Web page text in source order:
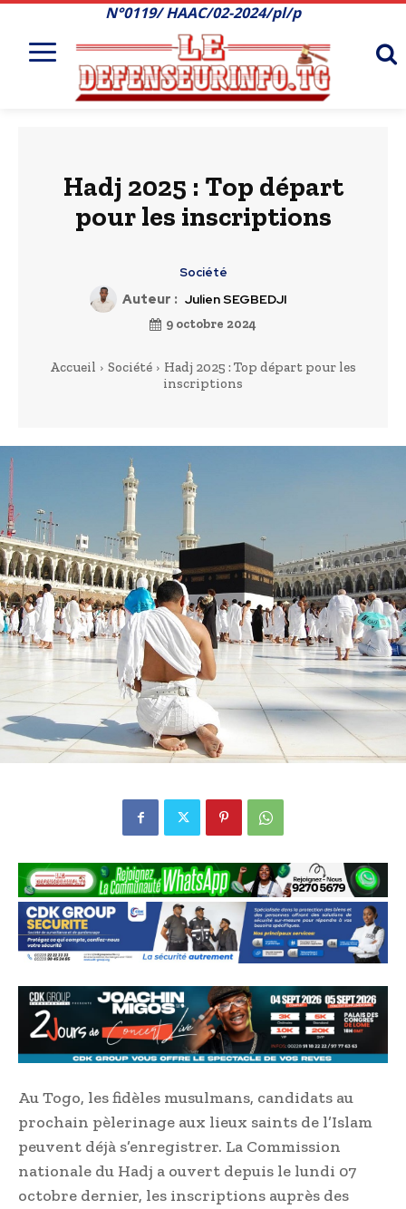
N°0119/ HAAC/02-2024/pl/p
Hadj 2025 : Top départ
pour les inscriptions
Société
Auteur : Julien SEGBEDJI
9 octobre 2024
Accueil Société
Hadj 2025 : Top départ pour les
inscriptions
Au Togo, les fidèles musulmans, candidats au
prochain pèlerinage aux lieux saints de l’Islam
peuvent déjà s’enregistrer. La Commission
nationale du Hadj a ouvert depuis le lundi 07
octobre dernier, les inscriptions auprès des